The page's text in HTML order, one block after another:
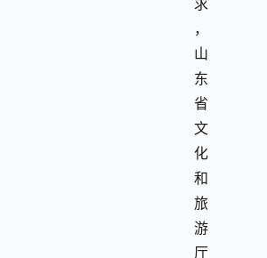
求
，
山
东
省
文
化
和
旅
游
厅